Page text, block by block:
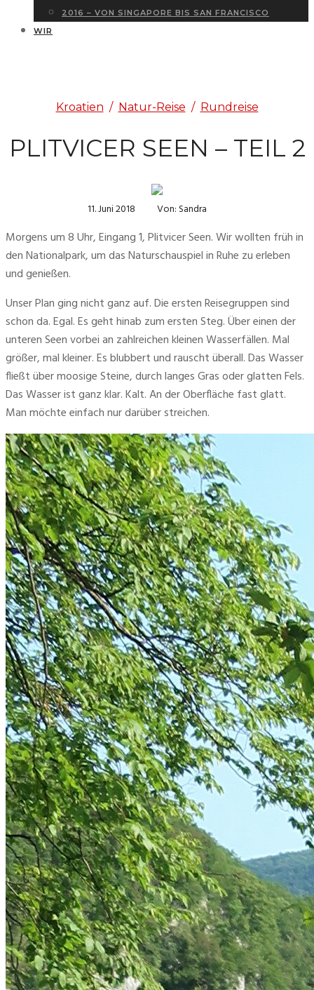
2016 – VON SINGAPORE BIS SAN FRANCISCO
WIR
Kroatien / Natur-Reise / Rundreise
PLITVICER SEEN – TEIL 2
11. Juni 2018 Von: Sandra
Morgens um 8 Uhr, Eingang 1, Plitvicer Seen. Wir wollten früh in
den Nationalpark, um das Naturschauspiel in Ruhe zu erleben
und genießen.
Unser Plan ging nicht ganz auf. Die ersten Reisegruppen sind
schon da. Egal. Es geht hinab zum ersten Steg. Über einen der
unteren Seen vorbei an zahlreichen kleinen Wasserfällen. Mal
größer, mal kleiner. Es blubbert und rauscht überall. Das Wasser
fließt über moosige Steine, durch langes Gras oder glatten Fels.
Das Wasser ist ganz klar. Kalt. An der Oberfläche fast glatt.
Man möchte einfach nur darüber streichen.